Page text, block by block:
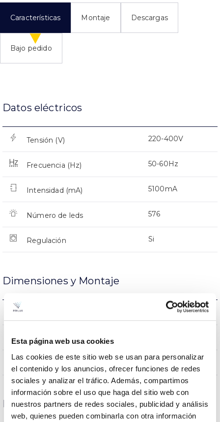
Esta página web usa cookies
Las cookies de este sitio web se usan para personalizar
el contenido y los anuncios, ofrecer funciones de redes
sociales y analizar el tráfico. Además, compartimos
información sobre el uso que haga del sitio web con
nuestros partners de redes sociales, publicidad y análisis
web, quienes pueden combinarla con otra información
Características Montaje Descargas
Bajo pedido
Datos eléctricos
Tensión (V) 220-400V
Frecuencia (Hz) 50-60Hz
Intensidad (mA) 5100mA
Número de leds 576
Regulación Si
Dimensiones y Montaje
974x463x366mm
Empalmable
Directa
Datos ópticos